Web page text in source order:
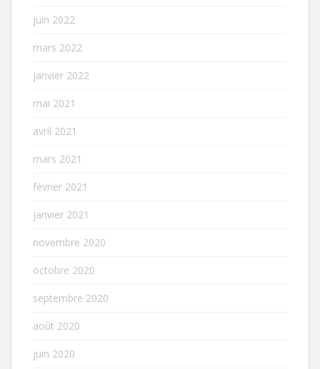
juin 2022
mars 2022
janvier 2022
mai 2021
avril 2021
mars 2021
février 2021
janvier 2021
novembre 2020
octobre 2020
septembre 2020
août 2020
juin 2020